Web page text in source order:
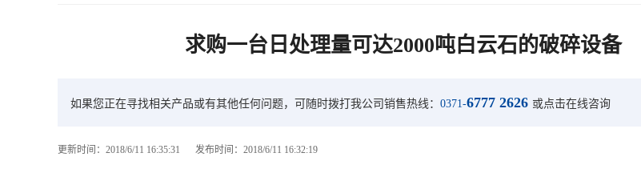
求购一台日处理量可达2000吨白云石的破碎设备
如果您正在寻找相关产品或有其他任何问题，可随时拨打我公司销售热线： 0371-6777 2626 或点击在线咨询
更新时间：2018/6/11 16:35:31 发布时间：2018/6/11 16:32:19